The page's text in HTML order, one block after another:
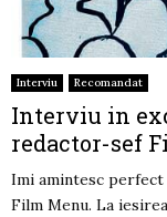
Interviu Recomandat
Interviu in
redactor-sef
Imi amintesc
Film Menu. La